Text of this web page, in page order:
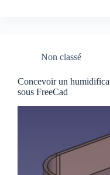
Non classé
Concevoir un
sous FreeCad